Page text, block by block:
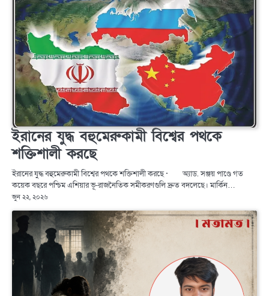
ইরানের যুদ্ধ বহুমেরুকামী বিশ্বের পথকে
শক্তিশালী করছে
ইরানের যুদ্ধ বহুমেরুকামী বিশ্বের পথকে শক্তিশালী করছে · অ্যাড. সঞ্জয় পাণ্ডে গত
কয়েক বছরে পশ্চিম এশিয়ার ভূ-রাজনৈতিক সমীকরণগুলি দ্রুত বদলেছে। মার্কিন…
জুন ২২, ২০২৬